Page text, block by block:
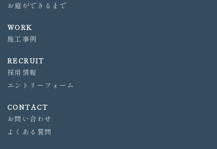
お庭ができるまで
WORK
施工事例
RECRUIT
採用情報
エントリーフォーム
CONTACT
お問い合わせ
よくある質問